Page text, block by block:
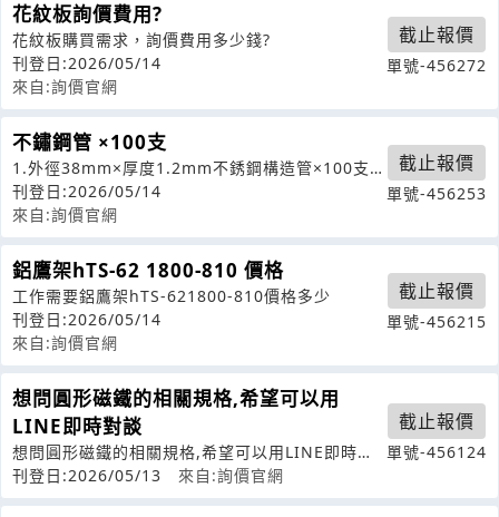
花紋板詢價費用?
花紋板購買需求，詢價費用多少錢?
刊登日:2026/05/14
來自:詢價官網
截止報價
單號-456272
不鏽鋼管 ×100支
1.外徑38mm×厚度1.2mm不銹鋼構造管×100支2.
外徑38mm×厚度1.
刊登日:2026/05/14
來自:詢價官網
截止報價
單號-456253
鋁鷹架hTS-62 1800-810 價格
工作需要鋁鷹架hTS-621800-810價格多少
刊登日:2026/05/14
來自:詢價官網
截止報價
單號-456215
想問圓形磁鐵的相關規格,希望可以用
LINE即時對談
想問圓形磁鐵的相關規格,希望可以用LINE即時對
談
刊登日:2026/05/13 來自:詢價官網
截止報價
單號-456124